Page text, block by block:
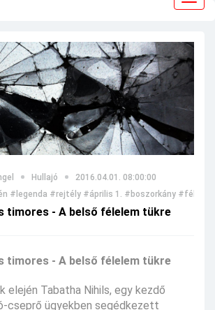
Hullajó
2016.04.01. 08:00:00
#legenda #rejtély #április 1. #boszorkány #félelem
timores - A belső félelem tükre
timores - A belső félelem tükre
elején Tabatha Nihils, egy kezdő
cseprő ügyekben segédkezett